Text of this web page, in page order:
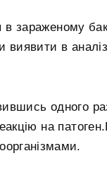
зараженому
виявити в
одного
на